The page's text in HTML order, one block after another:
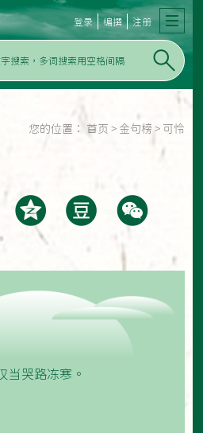
登录 编撰 注册
您的位置： 首页 > 金句榜 > 可怜
当哭路冻寒。